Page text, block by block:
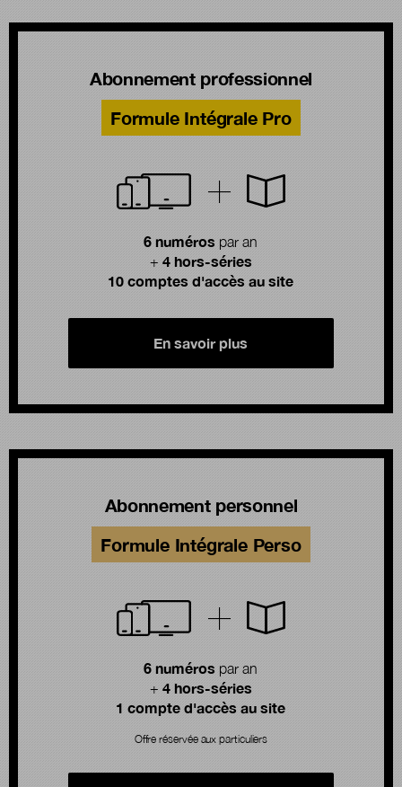
Abonnement professionnel
Formule Intégrale Pro
6 numéros par an
+ 4 hors-séries
10 comptes d'accès au site
En savoir plus
Abonnement personnel
Formule Intégrale Perso
6 numéros par an
+ 4 hors-séries
1 compte d'accès au site
Offre réservée aux particuliers